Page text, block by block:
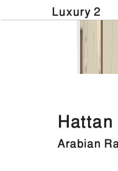
Hattan, Luxury 2, 1ST Floor